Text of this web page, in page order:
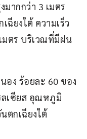
ากกว่า 3 เมตร
ฉียงใต้ ความเร็ว
มตร บริเวณที่มีฝน
ง ร้อยละ 60 ของ
เซียส อุณหภูมิ
ตกเฉียงใต้